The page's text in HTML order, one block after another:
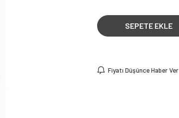
SEPETE EKLE
Fiyatı Düşünce Haber Ver